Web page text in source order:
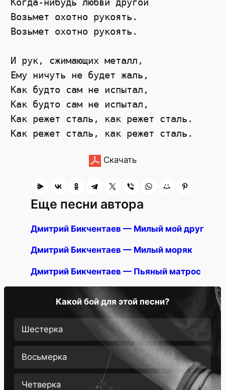
Когда-нибудь любви другой
Возьмет охотно рукоять.
Возьмет охотно рукоять.
И рук, сжимающих металл,
Ему ничуть не будет жаль,
Как будто сам не испытал,
Как будто сам не испытал,
Как режет сталь, как режет сталь.
Скачать
Еще песни автора
Дмитрий Бикчентаев — Милый мой друг
Дмитрий Бикчентаев — Милый моряк
Дмитрий Бикчентаев — Пьяный матрос
Какой бой для этой песни?
Шестерка
Восьмерка
Четверка